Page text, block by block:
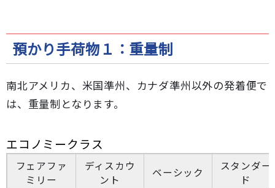
預かり手荷物１：重量制
南北アメリカ、米国準州、カナダ準州以外の発着便で
は、重量制となります。
エコノミークラス
フェアファ
ミリー
ディスカウ
ント
ベーシック
スタンダー
ド